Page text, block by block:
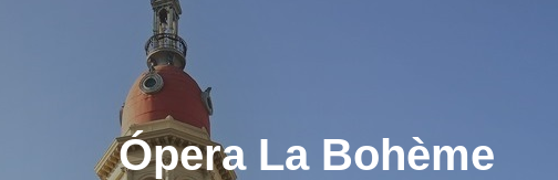
Ópera La Bohème